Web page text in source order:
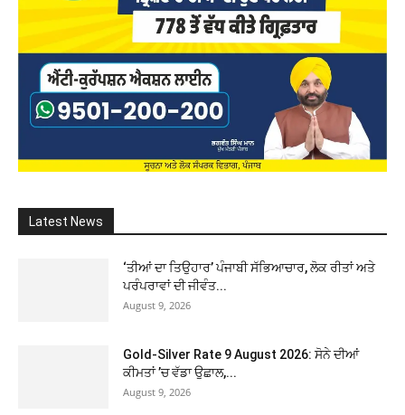
Latest News
‘ਤੀਆਂ ਦਾ ਤਿਉਹਾਰ’ ਪੰਜਾਬੀ ਸੱਭਿਆਚਾਰ, ਲੋਕ ਰੀਤਾਂ ਅਤੇ
ਪਰੰਪਰਾਵਾਂ ਦੀ ਜੀਵੰਤ...
August 9, 2026
Gold-Silver Rate 9 August 2026: ਸੋਨੇ ਦੀਆਂ
ਕੀਮਤਾਂ ’ਚ ਵੱਡਾ ਉਛਾਲ,...
August 9, 2026